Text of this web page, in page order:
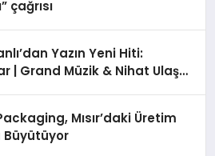
çağrısı
Yazın Yeni Hiti:
| Grand Müzik & Nihat Ulaş
Mısır’daki Üretim
Büyütüyor